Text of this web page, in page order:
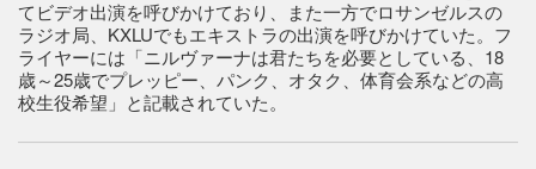
てビデオ出演を呼びかけており、また一方でロサンゼルスの
ラジオ局、KXLUでもエキストラの出演を呼びかけていた。フ
ライヤーには「ニルヴァーナは君たちを必要としている、18
歳～25歳でプレッピー、パンク、オタク、体育会系などの高
校生役希望」と記載されていた。